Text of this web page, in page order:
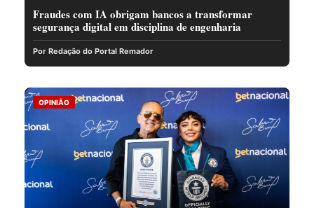
Fraudes com IA obrigam bancos a transformar
segurança digital em disciplina de engenharia
Por Redação do Portal Remador
OPINIÃO